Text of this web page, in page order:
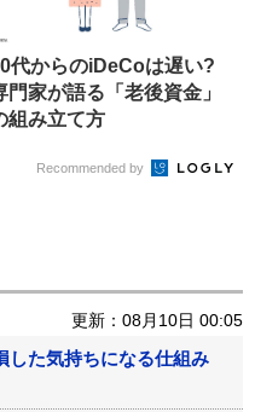
代からのiDeCoは遅い?
門家が語る「老後資金」
組み立て方
Recommended by
更新：08月10日 00:05
した気持ちになる仕組み